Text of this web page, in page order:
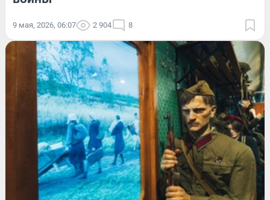
9 мая, 2026, 06:07 2 904 8